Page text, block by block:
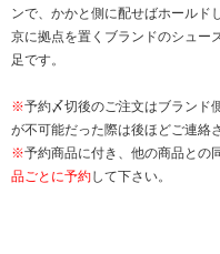
ンで、かかと側に配せばホールド
京に拠点を置くブランドのシュー
足です。
※予約〆切後のご注文はブランド
が不可能だった際は後ほどご連絡
※予約商品に付き、他の商品との
品ごとに予約して下さい。